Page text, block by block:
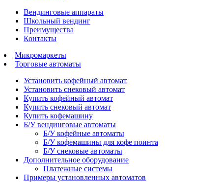
Вендинговые аппараты
Школьный вендинг
Преимущества
Контакты
Микромаркеты
Торговые автоматы
Установить кофейный автомат
Установить снековый автомат
Купить кофейный автомат
Купить снековый автомат
Купить кофемашину
Б/У вендинговые автоматы
Б/У кофейные автоматы
Б/У кофемашины для кофе поинта
Б/У снековые автоматы
Дополнительное оборудование
Платежные системы
Примеры установленных автоматов